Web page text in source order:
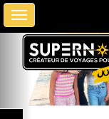
Toggle
navigation